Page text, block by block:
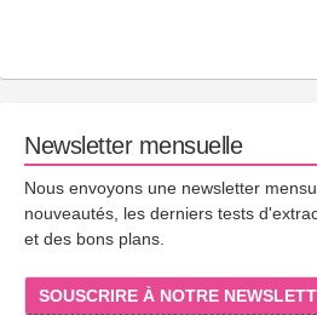
Newsletter mensuelle
Nous envoyons une newsletter
nouveautés, les derniers tests
et des bons plans.
SOUSCRIRE À NOTRE